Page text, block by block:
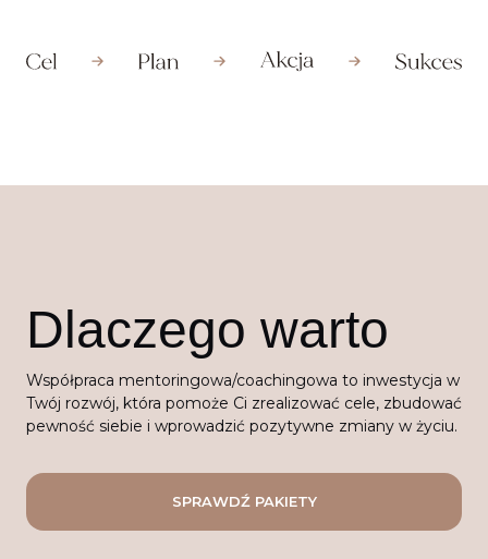
Dlaczego warto
Współpraca mentoringowa/coachingowa to inwestycja w
Twój rozwój, która pomoże Ci zrealizować cele, zbudować
pewność siebie i wprowadzić pozytywne zmiany w życiu.
SPRAWDŹ PAKIETY